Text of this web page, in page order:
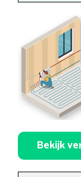
Bekijk